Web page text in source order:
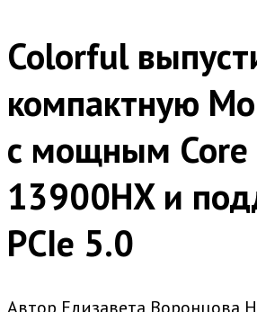
Colorful
компактную
с мощным
13900HX и
PCIe 5.0